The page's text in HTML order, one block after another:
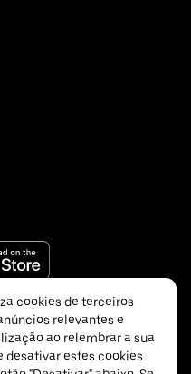
cookies de terceiros
relevantes e
ao relembrar a sua
desativar estes cookies